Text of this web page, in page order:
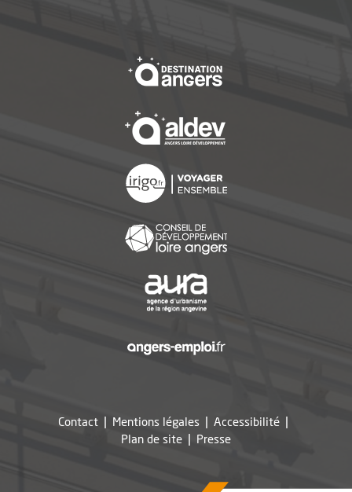
Contact Mentions légales
Accessibilité
Plan de site
Presse, Ouvre une nouvelle